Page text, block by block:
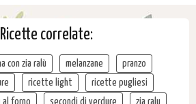
Ricette correlate:
con zia ralù melanzane
pranzo
ricette light
ricette pugliesi
al forno secondi di verdure zia ralu